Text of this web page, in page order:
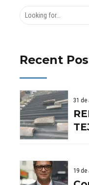
Recent
31 de
19 de